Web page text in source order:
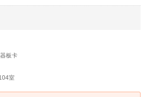
板卡
室